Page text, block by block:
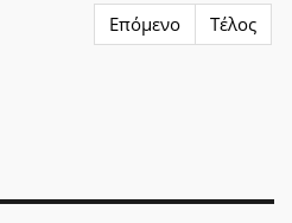
Επόμενο Τέλος